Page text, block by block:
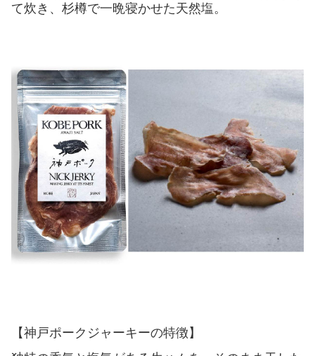
て炊き、杉樽で一晩寝かせた天然塩。
【神戸ポークジャーキーの特徴】